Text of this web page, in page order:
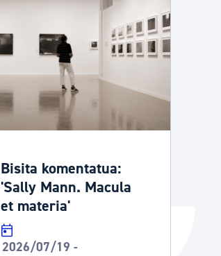
Izapideen katalogoa
Tramitaziorako laguntza
Bisita komentatua:
'Sally Mann. Macula
et materia'
2026/07/19 -